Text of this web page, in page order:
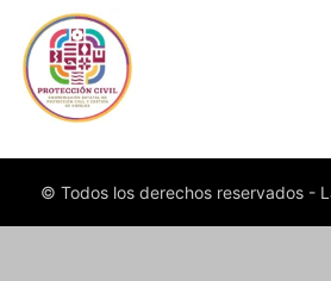
© Todos los derechos reservados -